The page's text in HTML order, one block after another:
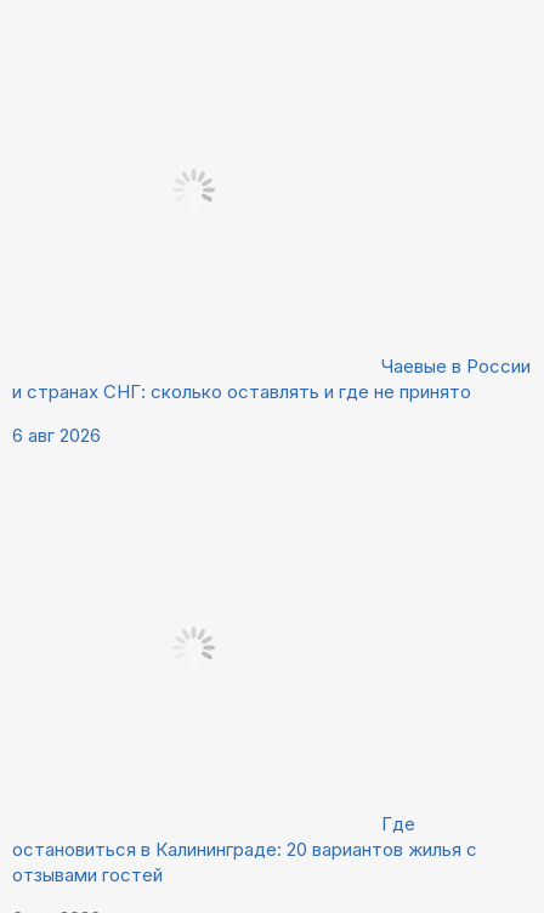
Чаевые в России
и странах СНГ: сколько оставлять и где не принято
6 авг 2026
Где
остановиться в Калининграде: 20 вариантов жилья с
отзывами гостей